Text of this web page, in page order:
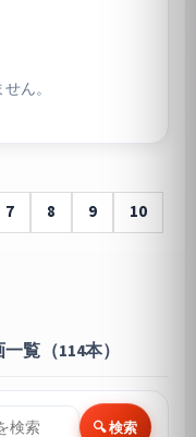
ん。
7 8 9
10
覧（114本）
🔍 検索